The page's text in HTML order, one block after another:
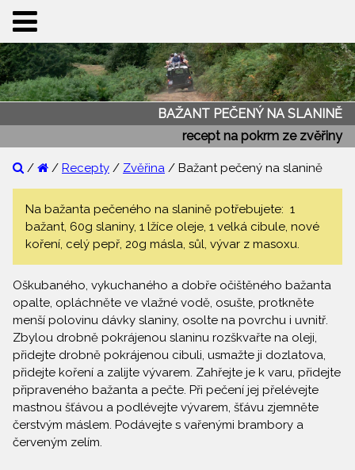
BAŽANT PEČENÝ NA SLANINĚ
recept na pokrm ze zvěřiny
/ / Recepty / Zvěřina / Bažant pečený na slanině
Na bažanta pečeného na slanině potřebujete: 1
bažant, 60g slaniny, 1 lžíce oleje, 1 velká cibule, nové
koření, celý pepř, 20g másla, sůl, vývar z masoxu.
Oškubaného, vykuchaného a dobře očištěného bažanta
opalte, opláchněte ve vlažné vodě, osušte, protkněte
menší polovinu dávky slaniny, osolte na povrchu i uvnitř.
Zbylou drobně pokrájenou slaninu rozškvařte na oleji,
přidejte drobně pokrájenou cibuli, usmažte ji dozlatova,
přidejte koření a zalijte vývarem. Zahřejte je k varu, přidejte
připraveného bažanta a pečte. Při pečení jej přelévejte
mastnou šťávou a podlévejte vývarem, šťávu zjemněte
čerstvým máslem. Podávejte s vařenými brambory a
červeným zelím.